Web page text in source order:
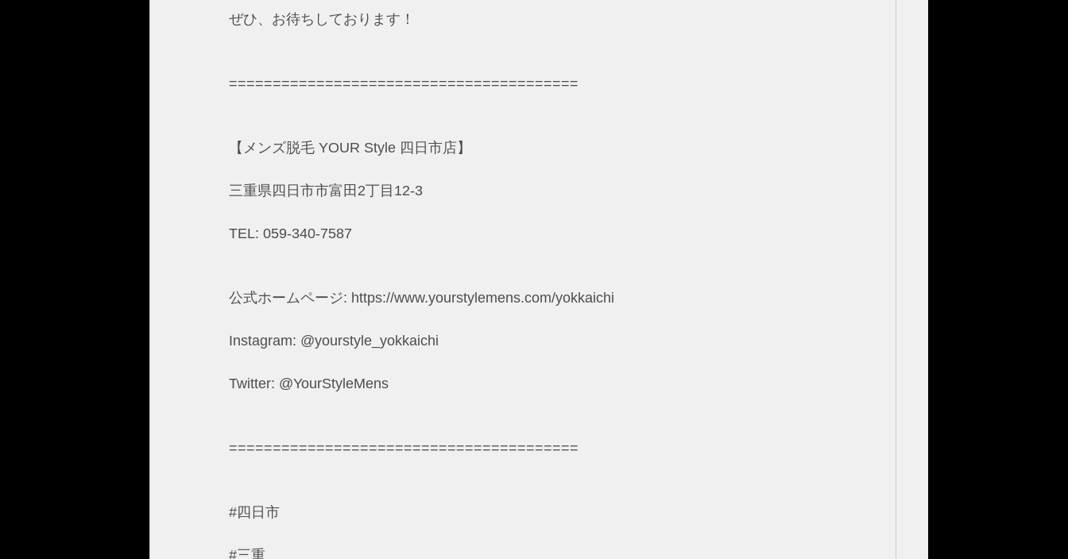
ぜひ、お待ちしております！
========================================
【メンズ脱毛 YOUR Style 四日市店】
三重県四日市市富田2丁目12-3
TEL: 059-340-7587
公式ホームページ: https://www.yourstylemens.com/yokkaichi
Instagram: @yourstyle_yokkaichi
Twitter: @YourStyleMens
========================================
#四日市
#三重